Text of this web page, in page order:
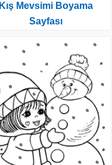
Kış Mevsimi Boyama
Sayfası